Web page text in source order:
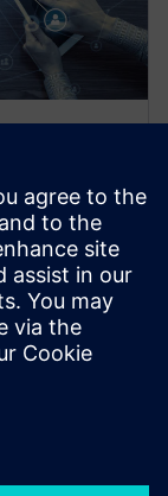
workflow
effective